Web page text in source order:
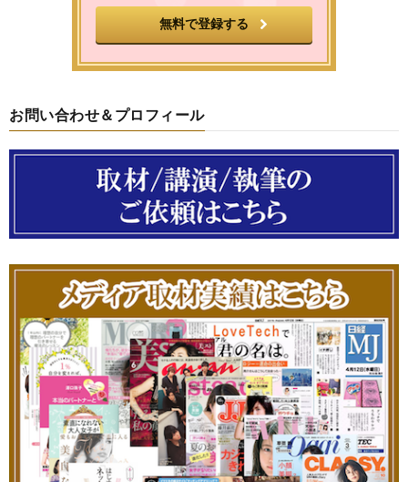
お問い合わせ＆プロフィール